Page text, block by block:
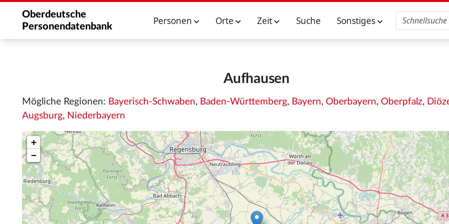
Oberdeutsche
Personendatenbank
Personen Orte Zeit Suche Sonstiges
Aufhausen
Mögliche Regionen: Bayerisch-Schwaben, Baden-Württemberg, Bayern, Oberbayern, Oberpfalz,
Augsburg, Niederbayern
+
−